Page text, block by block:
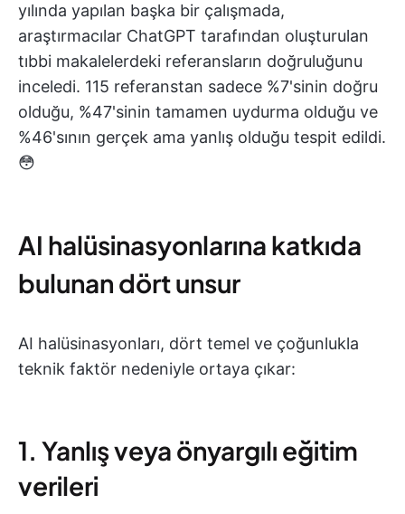
yılında yapılan başka bir çalışmada,
araştırmacılar ChatGPT tarafından oluşturulan
tıbbi makalelerdeki referansların doğruluğunu
inceledi. 115 referanstan sadece %7'sinin doğru
olduğu, %47'sinin tamamen uydurma olduğu ve
%46'sının gerçek ama yanlış olduğu tespit edildi.
😳
AI halüsinasyonlarına katkıda
bulunan dört unsur
AI halüsinasyonları, dört temel ve çoğunlukla
teknik faktör nedeniyle ortaya çıkar:
1. Yanlış veya önyargılı eğitim
verileri